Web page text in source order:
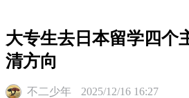
大专生去日本留学四个
清方向
不二少年 2025/12/16 16:27